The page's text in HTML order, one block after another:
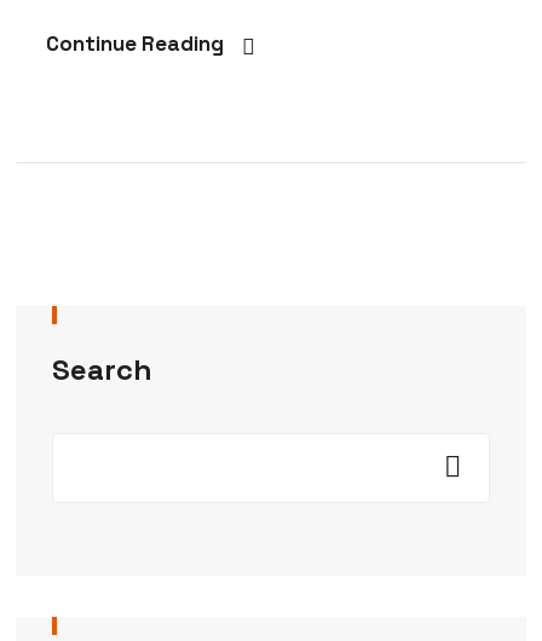
Continue Reading
Search